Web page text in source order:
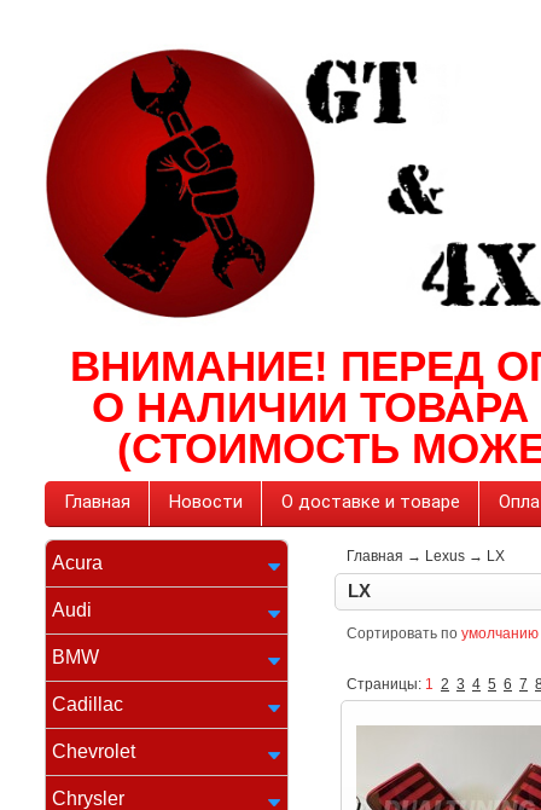
ВНИМАНИЕ! ПЕРЕД
О НАЛИЧИИ
(СТОИМОСТЬ
Главная Новости О доставке и товаре
Acura
Audi
BMW
Cadillac
Chevrolet
Chrysler
Главная → Lexus → LX
LX
Сортировать по умолчанию
Страницы: 1 2 3 4 5 6 7